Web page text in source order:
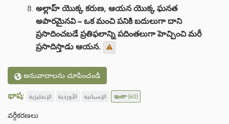
అల్లాహ్ యొక్క కరుణ, ఆయన యొక్క ఘనత
అపారమైనవి – ఒక మంచి పనికి బదులుగా దాని
ప్రసాదించబడే ప్రతిఫలాన్ని పదింతలుగా హెచ్చించి మరీ
ప్రసాదిస్తాడు ఆయన.
అనువాదాలను చూపించండి
భాష: الإنجليزية الأوردية الإسبانية ఇంకా(60)
వర్గీకరణలు